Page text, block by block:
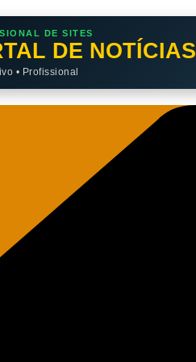
DE SITES
DE NOTÍCIAS
• Profissional